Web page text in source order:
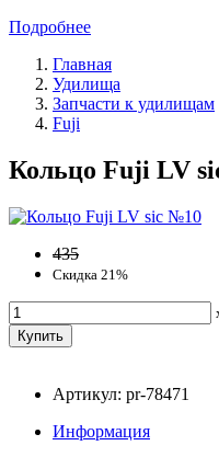
Подробнее
Главная
Удилища
Запчасти к удилищам
Fuji
Кольцо Fuji LV
435
Скидка 21%
Артикул: pr-78471
Информация